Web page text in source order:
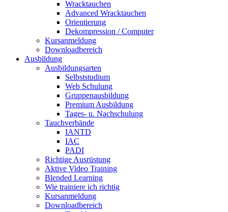
Wracktauchen
Advanced Wracktauchen
Orientierung
Dekompression / Computer
Kursanmeldung
Downloadbereich
Ausbildung
Ausbildungsarten
Selbststudium
Web Schulung
Gruppenausbildung
Premium Ausbildung
Tages- u. Nachschulung
Tauchverbände
IANTD
IAC
PADI
Richtige Ausrüstung
Aktive Video Training
Blended Learning
Wie trainiere ich richtig
Kursanmeldung
Downloadbereich